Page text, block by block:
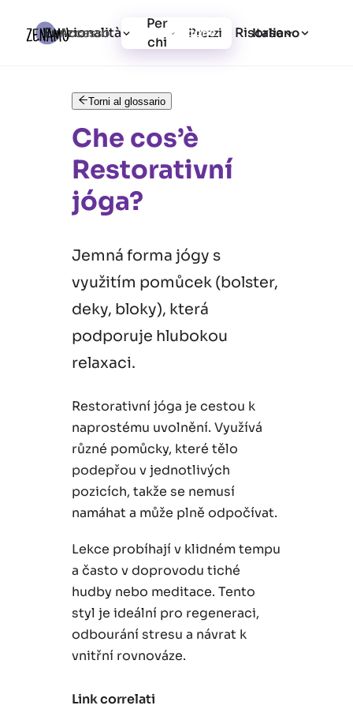
Funzionalità
Per
chi
Prezzi Risorse
Accesso Registrazione Italiano
Torni al glossario
Che cos’è
Restorativní
jóga?
Jemná forma jógy s
využitím pomůcek (bolster,
deky, bloky), která
podporuje hlubokou
relaxaci.
Restorativní jóga je cestou k
naprostému uvolnění. Využívá
různé pomůcky, které tělo
podepřou v jednotlivých
pozicích, takže se nemusí
namáhat a může plně odpočívat.
Lekce probíhají v klidném tempu
a často v doprovodu tiché
hudby nebo meditace. Tento
styl je ideální pro regeneraci,
odbourání stresu a návrat k
vnitřní rovnováze.
Link correlati